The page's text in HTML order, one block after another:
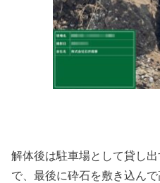
解体後は駐車場として貸し
で、最後に砕石を敷き込ん